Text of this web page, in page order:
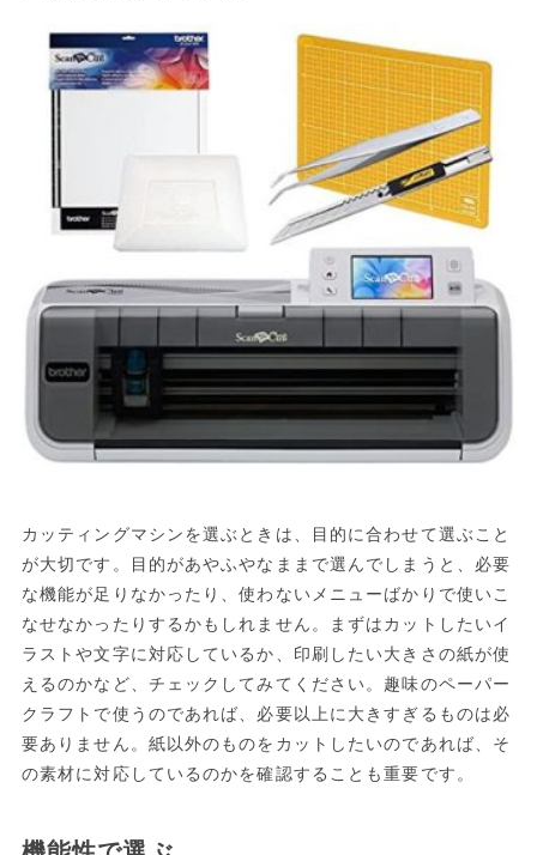
カッティングマシンを選ぶときは、目的に合わせて選ぶこと
が大切です。目的があやふやなままで選んでしまうと、必要
な機能が足りなかったり、使わないメニューばかりで使いこ
なせなかったりするかもしれません。まずはカットしたいイ
ラストや文字に対応しているか、印刷したい大きさの紙が使
えるのかなど、チェックしてみてください。趣味のペーパー
クラフトで使うのであれば、必要以上に大きすぎるものは必
要ありません。紙以外のものをカットしたいのであれば、そ
の素材に対応しているのかを確認することも重要です。